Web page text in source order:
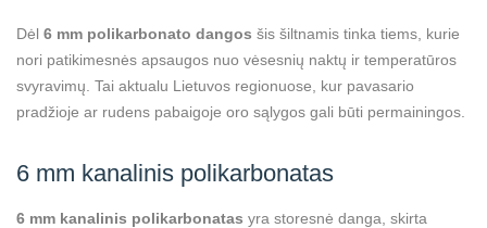
Dėl 6 mm polikarbonato dangos šis šiltnamis tinka tiems, kurie
nori patikimesnės apsaugos nuo vėsesnių naktų ir temperatūros
svyravimų. Tai aktualu Lietuvos regionuose, kur pavasario
pradžioje ar rudens pabaigoje oro sąlygos gali būti permainingos.
6 mm kanalinis polikarbonatas
6 mm kanalinis polikarbonatas yra storesnė danga, skirta